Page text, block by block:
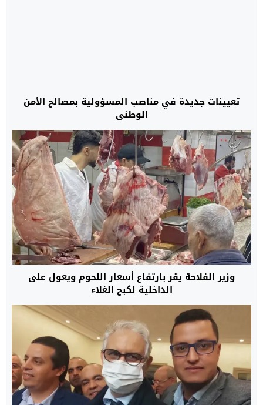
تعيينات جديدة في مناصب المسؤولية بمصالح الأمن
الوطني
وزير الفلاحة يقر بارتفاع أسعار اللحوم ويعول على
الداخلية لكبح الغلاء